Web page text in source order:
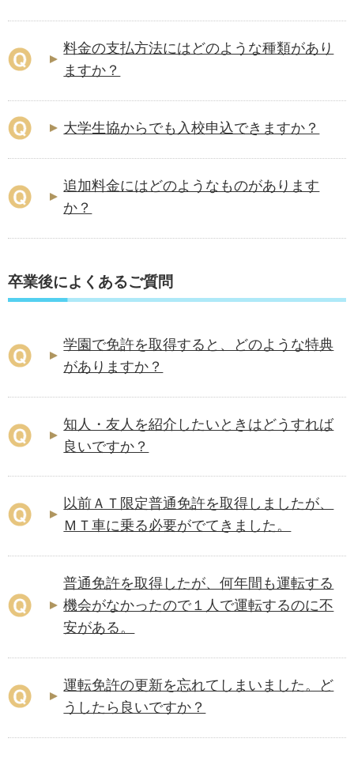
料金の支払方法にはどのような種類があり
ますか？
大学生協からでも入校申込できますか？
追加料金にはどのようなものがあります
か？
卒業後によくあるご質問
学園で免許を取得すると、どのような特典
がありますか？
知人・友人を紹介したいときはどうすれば
良いですか？
以前ＡＴ限定普通免許を取得しましたが、
ＭＴ車に乗る必要がでてきました。
普通免許を取得したが、何年間も運転する
機会がなかったので１人で運転するのに不
安がある。
運転免許の更新を忘れてしまいました。ど
うしたら良いですか？